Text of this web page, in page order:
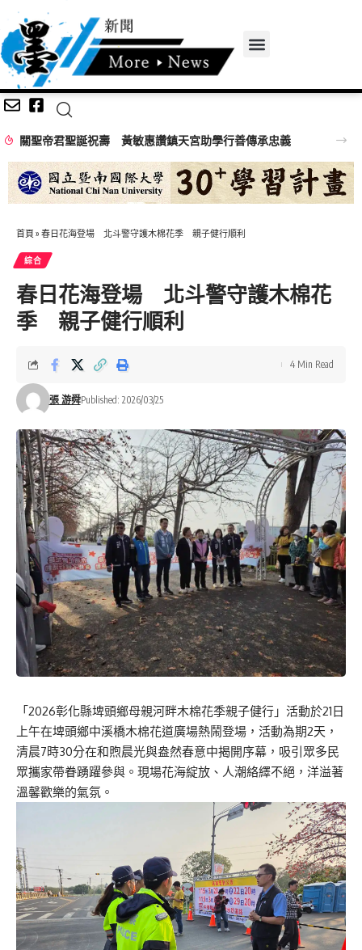
關聖帝君聖誕祝壽 黃敏惠讚鎮天宮助學行善傳承忠義
首頁 » 春日花海登場 北斗警守護木棉花季 親子健行順利
綜合
春日花海登場 北斗警守護木棉花
季 親子健行順利
張 游舜Published: 2026/03/25
4 Min Read
「2026彰化縣埤頭鄉母親河畔木棉花季親子健行」活動於21日
上午在埤頭鄉中溪橋木棉花道廣場熱鬧登場，活動為期2天，
清晨7時30分在和煦晨光與盎然春意中揭開序幕，吸引眾多民
眾攜家帶眷踴躍參與。現場花海綻放、人潮絡繹不絕，洋溢著
溫馨歡樂的氣氛。